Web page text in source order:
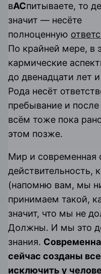
вАСпитываете, то
значит — несёте
полноценную
По крайней мере, в
кармические
до двенадцати лет
Рода несёт
пребывание и
всём тоже пока
этом позже.
Мир и современная
действительность,
(напомню вам, мы
принимаем такой,
значит, что мы не
Должны. И мы это
знания.
сейчас созданы
исключить у